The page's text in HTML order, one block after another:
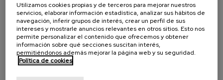
Fecha:
Tipo:Jornada
Línea de conocimiento:
Localización:Aquarium Donostia - San Sebastian
Utilizamos cookies propias y de terceros para mejorar nuestros
servicios, elaborar información estadística, analizar sus hábitos de
navegación, inferir grupos de interés, crear un perfil de sus
intereses y mostrarle anuncios relevantes en otros sitios. Esto nos
permite personalizar el contenido que ofrecemos y obtener
información sobre qué secciones suscitan interés,
permitiéndonos además mejorar la página web y su seguridad.
Política de cookies